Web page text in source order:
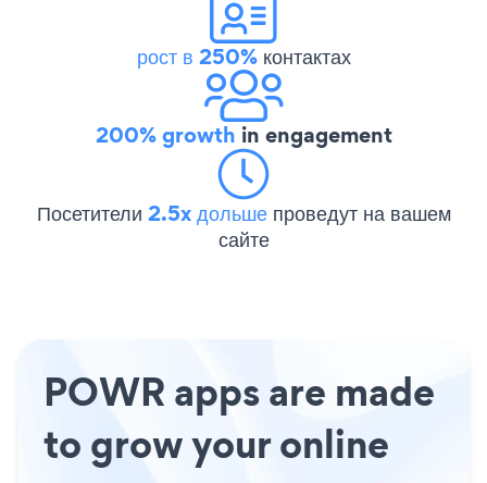
рост в 250%контактах
200% growth in engagement
Посетители 2.5x дольше проведут на вашем
сайте
POWR apps are made
to grow your online